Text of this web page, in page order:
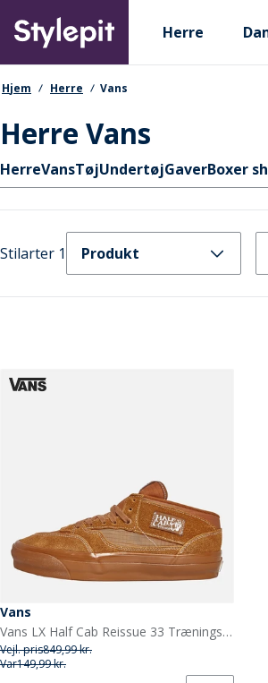
main
content
Primary departments
Herre
navigationssti
Hjem Herre Vans
Herre Vans
Hurtige links
HerreVansTøjUndertøjGaverBoxer
Stilarter 1 Produkt
Vans
Vans LX Half Cab Reissue 33 Træningssko Ginger
Vejl. pris849,99 kr.
Var149,99 kr.